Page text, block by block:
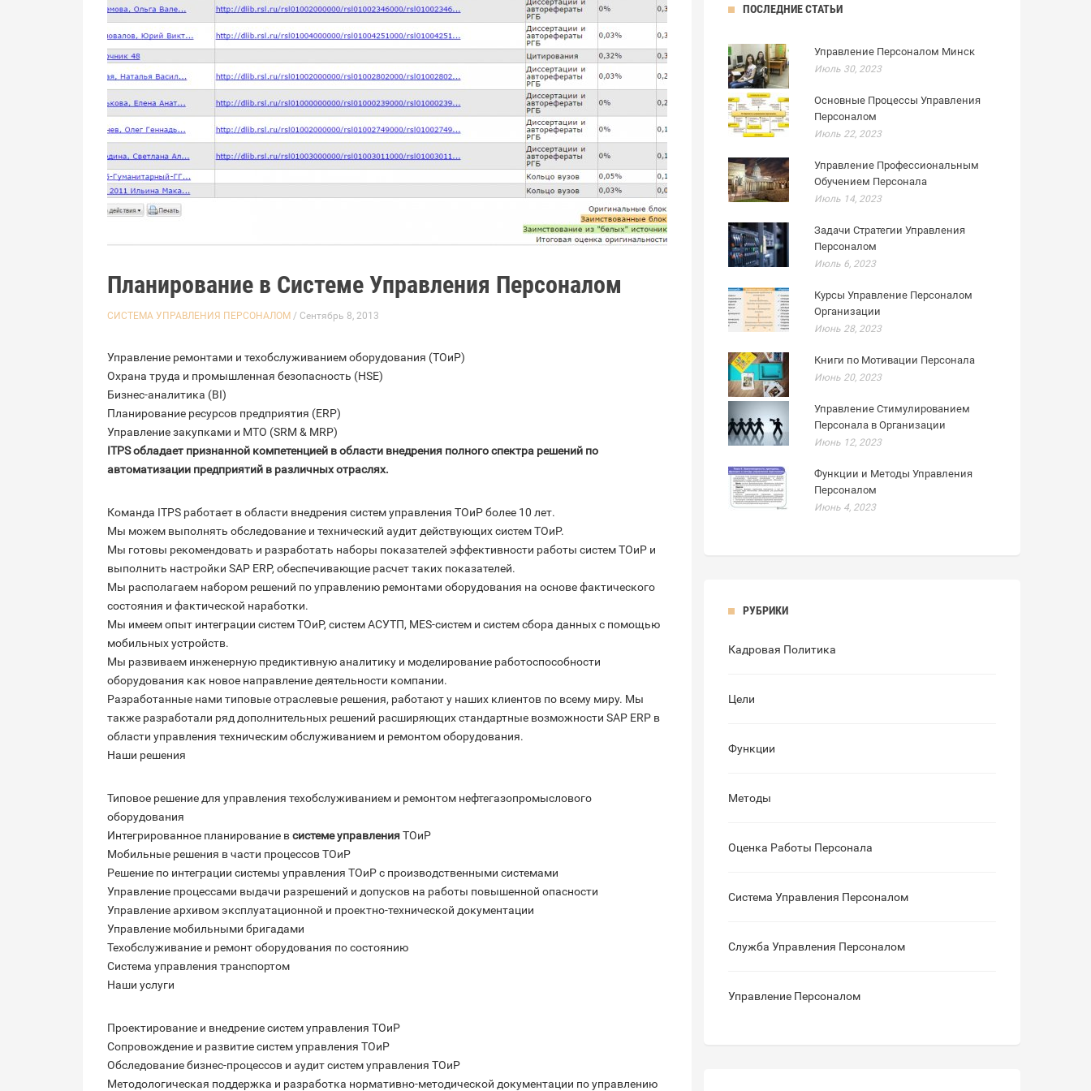
Планирование в Системе Управления Персоналом
СИСТЕМА УПРАВЛЕНИЯ ПЕРСОНАЛОМ / Сентябрь 8, 2013
Управление ремонтами и техобслуживанием оборудования (ТОиР)
Охрана труда и промышленная безопасность (HSE)
Бизнес-аналитика (BI)
Планирование ресурсов предприятия (ERP)
Управление закупками и МТО (SRM & MRP)
ITPS обладает признанной компетенцией в области внедрения полного спектра решений по
автоматизации предприятий в различных отраслях.
Команда ITPS работает в области внедрения систем управления ТОиР более 10 лет.
Мы можем выполнять обследование и технический аудит действующих систем ТОиР.
Мы готовы рекомендовать и разработать наборы показателей эффективности работы систем ТОиР и
выполнить настройки SAP ERP, обеспечивающие расчет таких показателей.
Мы располагаем набором решений по управлению ремонтами оборудования на основе фактического
состояния и фактической наработки.
Мы имеем опыт интеграции систем ТОиР, систем АСУТП, MES-систем и систем сбора данных с помощью
мобильных устройств.
Мы развиваем инженерную предиктивную аналитику и моделирование работоспособности
оборудования как новое направление деятельности компании.
Разработанные нами типовые отраслевые решения, работают у наших клиентов по всему миру. Мы
также разработали ряд дополнительных решений расширяющих стандартные возможности SAP ERP в
области управления техническим обслуживанием и ремонтом оборудования.
Наши решения
Типовое решение для управления техобслуживанием и ремонтом нефтегазопромыслового
оборудования
Интегрированное планирование всистеме управленияТОиР
Мобильные решения в части процессов ТОиР
Решение по интеграции системы управления ТОиР с производственными системами
Управление процессами выдачи разрешений и допусков на работы повышенной опасности
Управление архивом эксплуатационной и проектно-технической документации
Управление мобильными бригадами
Техобслуживание и ремонт оборудования по состоянию
Система управления транспортом
Наши услуги
Проектирование и внедрение систем управления ТОиР
Сопровождение и развитие систем управления ТОиР
Обследование бизнес-процессов и аудит систем управления ТОиР
Методологическая поддержка и разработка нормативно-методической документации по управлению
ПОСЛЕДНИЕ СТАТЬИ
Управление Персоналом Минск
Июль 30, 2023
Основные Процессы Управления
Персоналом
Июль 22, 2023
Управление Профессиональным
Обучением Персонала
Июль 14, 2023
Задачи Стратегии Управления
Персоналом
Июль 6, 2023
Курсы Управление Персоналом
Организации
Июнь 28, 2023
Книги по Мотивации Персонала
Июнь 20, 2023
Управление Стимулированием
Персонала в Организации
Июнь 12, 2023
Функции и Методы Управления
Персоналом
Июнь 4, 2023
РУБРИКИ
Кадровая Политика
Цели
Функции
Методы
Оценка Работы Персонала
Система Управления Персоналом
Служба Управления Персоналом
Управление Персоналом